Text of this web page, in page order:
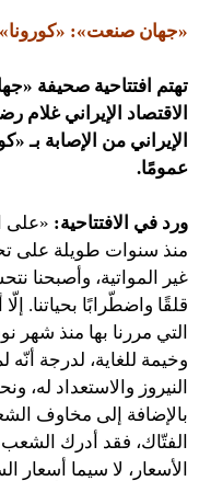
«جهان صنعت»:
تهتم افتتاحية صحيفة
الاقتصاد الإيراني غلام
الإيراني من الإصابة بـ
عمومًا.
ورد في الافتتاحية: «على
منذ سنوات طويلة على
غير المواتية، وأصبحنا
قلقًا واضطّرابًا بحياتنا.
التي مررنا بها منذ شهر
وخيمة للغاية، لدرجة
النيروز والاستعداد له،
بالإضافة إلى مخاوف
الفتّاك، فقد أدرك الشعب
الأسعار، لا سيما